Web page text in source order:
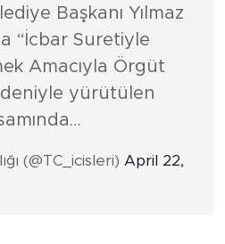
Başkanı Yılmaz
“İcbar Suretiyle
Amacıyla Örgüt
yürütülen
(@TC_icisleri) April 22,